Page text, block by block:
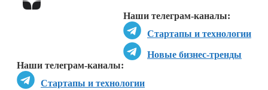
Наши телеграм-каналы:
Стартапы и технологии
Новые бизнес-тренды
Наши телеграм-каналы:
Стартапы и технологии